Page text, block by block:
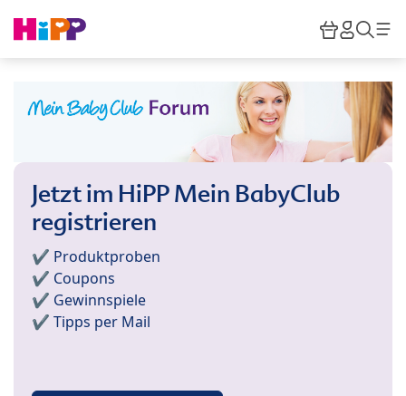
HiPP
Jetzt im HiPP Mein BabyClub
registrieren
✔️ Produktproben
✔️ Coupons
✔️ Gewinnspiele
✔️ Tipps per Mail